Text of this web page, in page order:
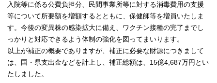
入院等に係る公費負担分、民間事業所等に対する消毒費用の支援
等について所要額を増額するとともに、保健師等を増員いたしま
す。今後の変異株の感染拡大に備え、ワクチン接種の完了までし
っかりと対応できるよう体制の強化を図ってまいります。
以上が補正の概要でありますが、補正に必要な財源につきまして
は、国・県支出金などを計上し、補正総額は、15億4,687万円とい
たしました。